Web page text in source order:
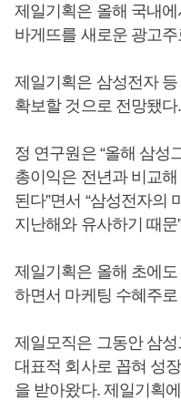
제일기획은 올해 국내
바게뜨를 새로운 광고
제일기획은 삼성전자
확보할 것으로 전망됐다.
정 연구원은 “올해 삼성
총이익은 전년과 비교
된다”면서 “삼성전자의
지난해와 유사하기 때
제일기획은 올해 초에
하면서 마케팅 수혜주
제일모직은 그동안 삼
대표적 회사로 꼽혀 성
을 받아왔다. 제일기획